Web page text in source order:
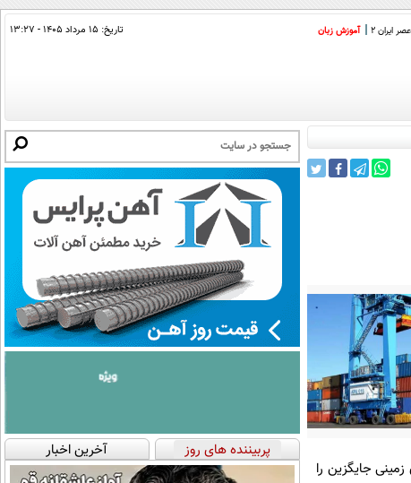
عصر ایران 2 آموزش زبان تاریخ: ۱۵ مرداد ۱۴۰۵ - ۱۳:۲۷
جایگزین را
پربیننده های روز آخرین اخبار